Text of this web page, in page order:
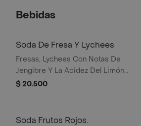
Bebidas
Soda De Fresa Y Lychees
Fresas, Lychees Con Notas De
Jengibre Y La Acidez Del Limón
Aromatizado Con Hierbabuena.
$ 20.500
Soda Frutos Rojos.